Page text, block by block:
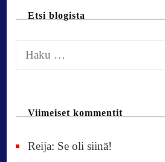
t
i
n
Etsi blogista
a
Viimeiset kommentit
Reija: Se oli siinä!